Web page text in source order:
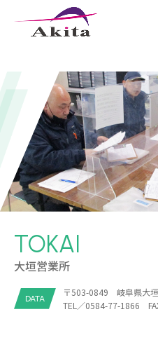
TOKAI
大垣営業所
DATA
〒503-0849 岐阜県大
TEL／0584-77-1866